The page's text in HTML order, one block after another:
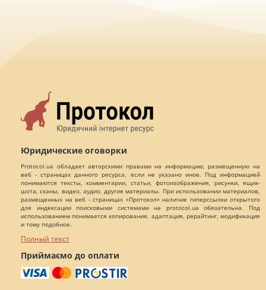
Юридические оговорки
Protocol.ua обладает авторскими правами на информацию, размещенную на
веб - страницах данного ресурса, если не указано иное. Под информацией
понимаются тексты, комментарии, статьи, фотоизображения, рисунки, ящик-
шота, сканы, видео, аудио, другие материалы. При использовании материалов,
размещенных на веб - страницах «Протокол» наличие гиперссылки открытого
для индексации поисковыми системами на protocol.ua обязательна. Под
использованием понимается копирования, адаптация, рерайтинг, модификация
и тому подобное.
Полный текст
Приймаємо до оплати